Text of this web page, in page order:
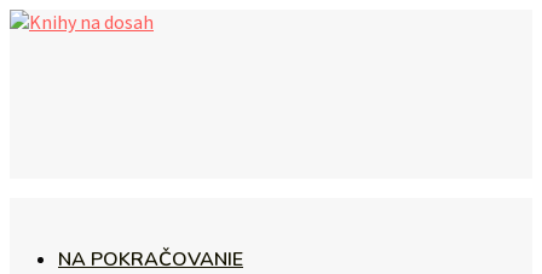
NA POKRAČOVANIE